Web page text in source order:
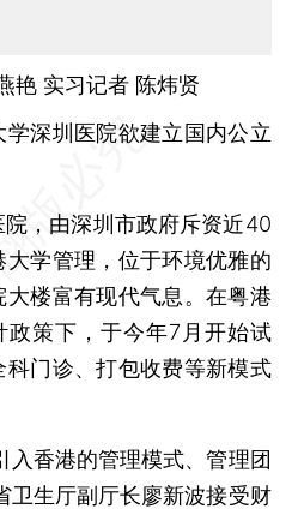
艳 实习记者 陈炜贤
深圳医院欲建立国内公立
，由深圳市政府斥资近40
学管理，位于环境优雅的
楼富有现代气息。在粤港
政策下，于今年7月开始试
门诊、打包收费等新模式
香港的管理模式、管理团
卫生厅副厅长廖新波接受财